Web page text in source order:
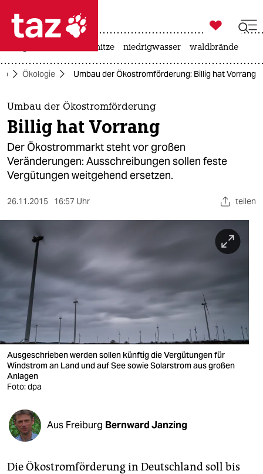
 taz zahl ich
taz zahl ich
themen
politik
öko
gesellschaft
sport
berlin
nord
wahrheit
verlag
verlag
veranstaltungen
shop
fragen & hilfe
unterstützen

taz zahl ich
hitze niedrigwasser waldbrände
Ökologie Umbau der Ökostromförderung: Billig hat Vorrang
Umbau der Ökostromförderung
Billig hat Vorrang
Der Ökostrommarkt steht vor großen
Veränderungen: Ausschreibungen sollen feste
Vergütungen weitgehend ersetzen.
26.11.2015 16:57 Uhr teilen
Ausgeschrieben werden sollen künftig die Vergütungen für
Windstrom an Land und auf See sowie Solarstrom aus großen
Anlagen
Foto: dpa
Aus Freiburg Bernward Janzing
Die Ökostromförderung in Deutschland soll bis